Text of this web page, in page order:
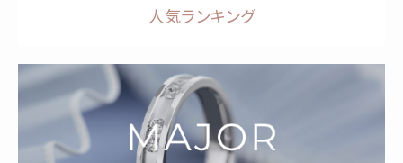
人気ランキング